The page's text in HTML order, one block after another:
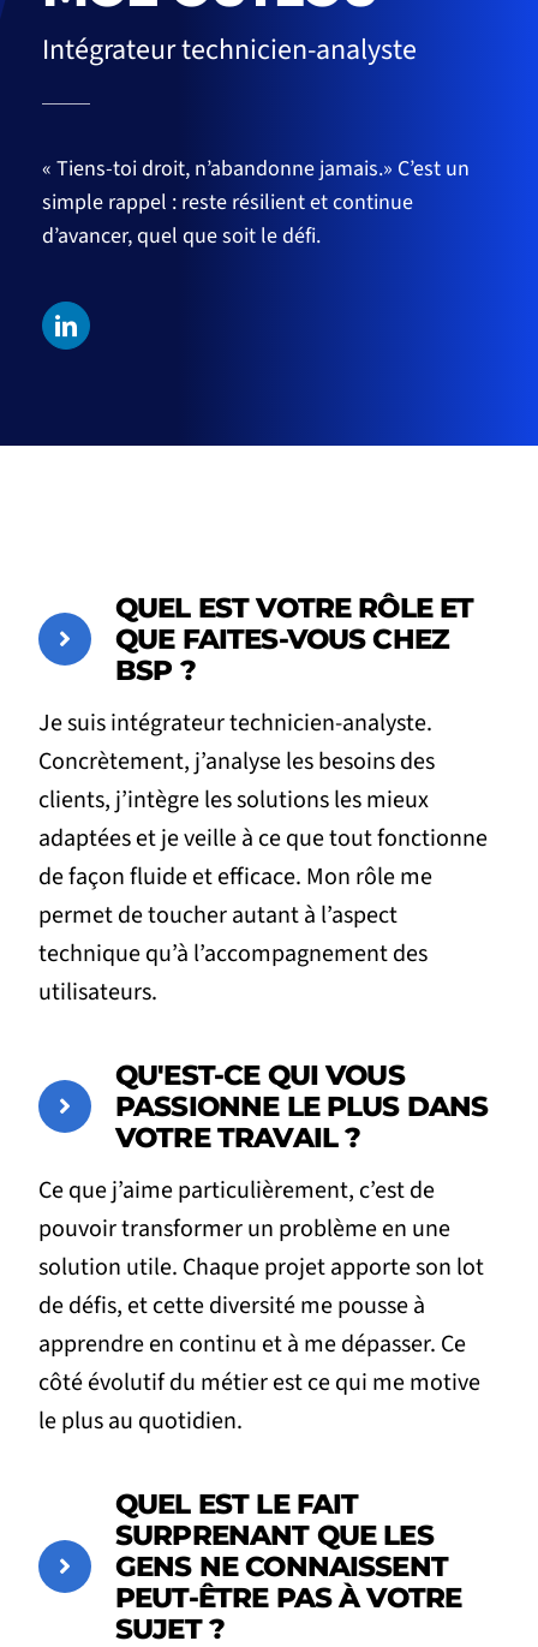
Intégrateur technicien-analyste
« Tiens-toi droit, n’abandonne jamais.» C’est un
simple rappel : reste résilient et continue
d’avancer, quel que soit le défi.
QUEL EST VOTRE RÔLE ET
QUE FAITES-VOUS CHEZ
BSP ?
Je suis intégrateur technicien-analyste.
Concrètement, j’analyse les besoins des
clients, j’intègre les solutions les mieux
adaptées et je veille à ce que tout fonctionne
de façon fluide et efficace. Mon rôle me
permet de toucher autant à l’aspect
technique qu’à l’accompagnement des
utilisateurs.
QU'EST-CE QUI VOUS
PASSIONNE LE PLUS DANS
VOTRE TRAVAIL ?
Ce que j’aime particulièrement, c’est de
pouvoir transformer un problème en une
solution utile. Chaque projet apporte son lot
de défis, et cette diversité me pousse à
apprendre en continu et à me dépasser. Ce
côté évolutif du métier est ce qui me motive
le plus au quotidien.
QUEL EST LE FAIT
SURPRENANT QUE LES
GENS NE CONNAISSENT
PEUT-ÊTRE PAS À VOTRE
SUJET ?